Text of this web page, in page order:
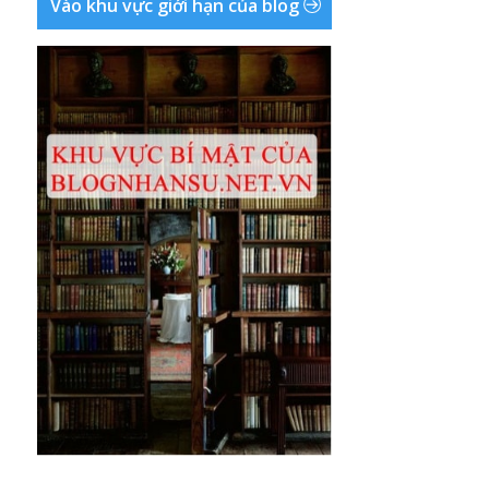
Vào khu vực giới hạn của blog